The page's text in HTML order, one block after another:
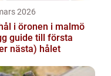
2026
i öronen i malmö
guide till första
nästa) hålet